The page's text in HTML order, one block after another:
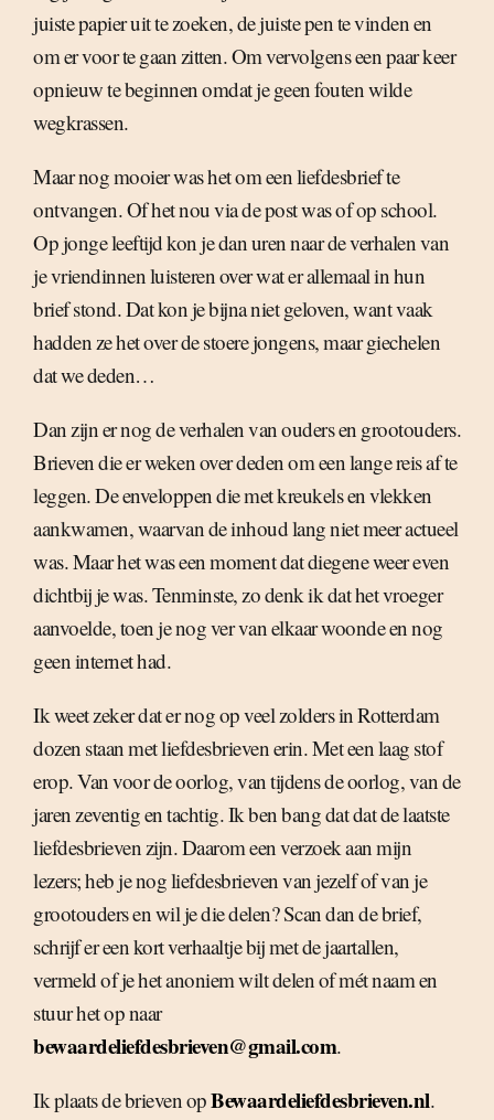
juiste papier uit te zoeken, de juiste pen te vinden en
om er voor te gaan zitten. Om vervolgens een paar keer
opnieuw te beginnen omdat je geen fouten wilde
wegkrassen.
Maar nog mooier was het om een liefdesbrief te
ontvangen. Of het nou via de post was of op school.
Op jonge leeftijd kon je dan uren naar de verhalen van
je vriendinnen luisteren over wat er allemaal in hun
brief stond. Dat kon je bijna niet geloven, want vaak
hadden ze het over de stoere jongens, maar giechelen
dat we deden…
Dan zijn er nog de verhalen van ouders en grootouders.
Brieven die er weken over deden om een lange reis af te
leggen. De enveloppen die met kreukels en vlekken
aankwamen, waarvan de inhoud lang niet meer actueel
was. Maar het was een moment dat diegene weer even
dichtbij je was. Tenminste, zo denk ik dat het vroeger
aanvoelde, toen je nog ver van elkaar woonde en nog
geen internet had.
Ik weet zeker dat er nog op veel zolders in Rotterdam
dozen staan met liefdesbrieven erin. Met een laag stof
erop. Van voor de oorlog, van tijdens de oorlog, van de
jaren zeventig en tachtig. Ik ben bang dat dat de laatste
liefdesbrieven zijn. Daarom een verzoek aan mijn
lezers; heb je nog liefdesbrieven van jezelf of van je
grootouders en wil je die delen? Scan dan de brief,
schrijf er een kort verhaaltje bij met de jaartallen,
vermeld of je het anoniem wilt delen of mét naam en
stuur het op naar
bewaardeliefdesbrieven@gmail.com.
Ik plaats de brieven opBewaardeliefdesbrieven.nl.